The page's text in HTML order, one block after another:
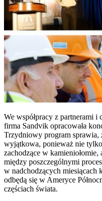
We współpracy z partnerami
firma Sandvik opracowała
Trzydniowy program
wyjątkowa, ponieważ nie
zachodzące w
między poszczególnymi
w nadchodzących
odbędą się w Ameryce
częściach świata.